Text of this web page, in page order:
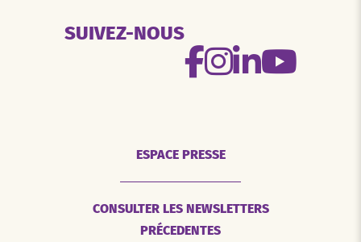
SUIVEZ-NOUS
ESPACE PRESSE
CONSULTER LES NEWSLETTERS
PRÉCEDENTES